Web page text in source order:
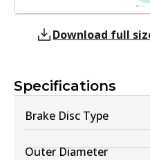
Specifications
Brake Disc Type
Outer Diameter
Download full